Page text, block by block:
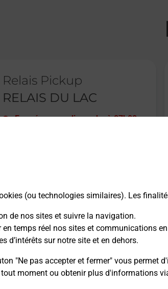
(ou technologies similaires). Les
de nos sites et suivre la navigation.
temps réel nos sites et communications
d’intérêts sur notre site et en dehors.
"Ne pas accepter et fermer" vous permet
moment ou obtenir plus d'informations
Relais Pickup
RELAIS DU LAC
Fermé-ouvre dimanche à 07h00